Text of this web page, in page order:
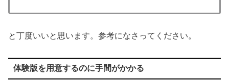
と丁度いいと思います。参考になさってください。
体験版を用意するのに手間がかかる